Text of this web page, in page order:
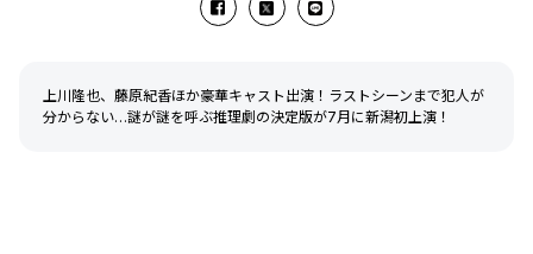
上川隆也、藤原紀香ほか豪華キャスト出演！ラストシーンまで犯人が
分からない…謎が謎を呼ぶ推理劇の決定版が7月に新潟初上演！